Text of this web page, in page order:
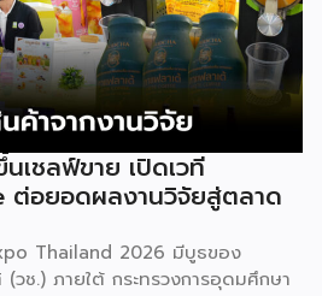
เชลฟ์ขาย เปิดเวที
ต่อยอดผลงานวิจัยสู่ตลาด
Thailand 2026 มีบูธของ
วช.) ภายใต้ กระทรวงการอุดมศึกษา